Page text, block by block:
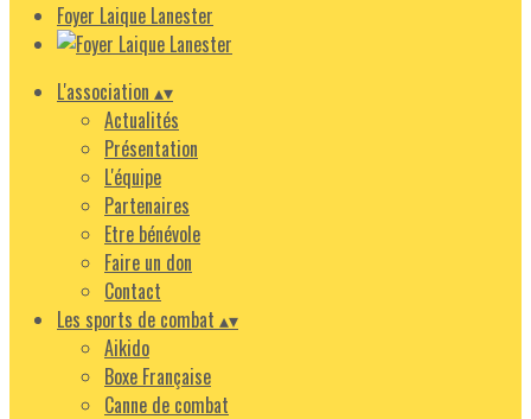
Foyer Laique Lanester
L'association ▴▾
Actualités
Présentation
L'équipe
Partenaires
Etre bénévole
Faire un don
Contact
Les sports de combat ▴▾
Aikido
Boxe Française
Canne de combat